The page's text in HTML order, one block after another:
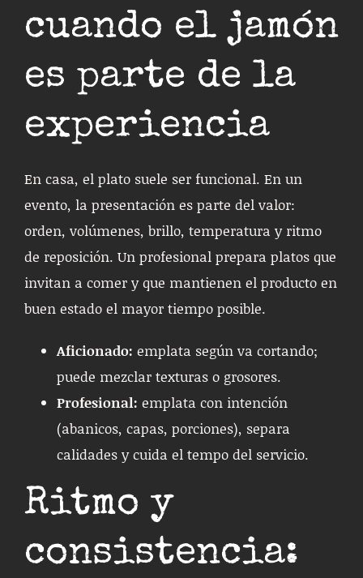
cuando el jamón
es parte de la
experiencia
En casa, el plato suele ser funcional. En un
evento, la presentación es parte del valor:
orden, volúmenes, brillo, temperatura y ritmo
de reposición. Un profesional prepara platos que
invitan a comer y que mantienen el producto en
buen estado el mayor tiempo posible.
Aficionado: emplata según va cortando;
puede mezclar texturas o grosores.
Profesional: emplata con intención
(abanicos, capas, porciones), separa
calidades y cuida el tempo del servicio.
Ritmo y
consistencia: